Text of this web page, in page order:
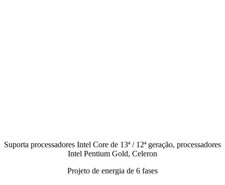
Suporta processadores Intel Core de 13ª / 12ª geração, processadores
Intel Pentium Gold, Celeron
Projeto de energia de 6 fases